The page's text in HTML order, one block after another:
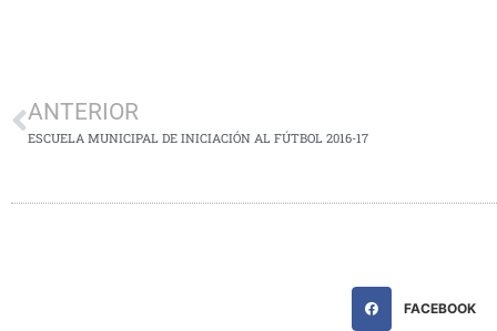
ANTERIOR
ESCUELA MUNICIPAL DE INICIACIÓN AL FÚTBOL 2016-17
FACEBOOK